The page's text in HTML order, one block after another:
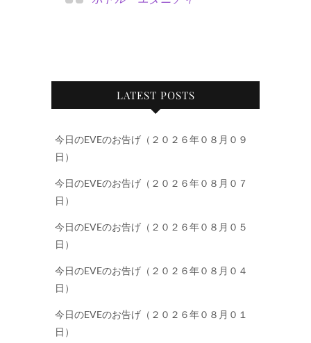
LATEST POSTS
今日のEVEのお告げ（２０２６年０８月０９
日）
今日のEVEのお告げ（２０２６年０８月０７
日）
今日のEVEのお告げ（２０２６年０８月０５
日）
今日のEVEのお告げ（２０２６年０８月０４
日）
今日のEVEのお告げ（２０２６年０８月０１
日）